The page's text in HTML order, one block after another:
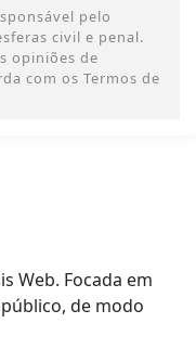
pelo
civil e penal.
opiniões de
com os Termos de
Web. Focada em
de modo